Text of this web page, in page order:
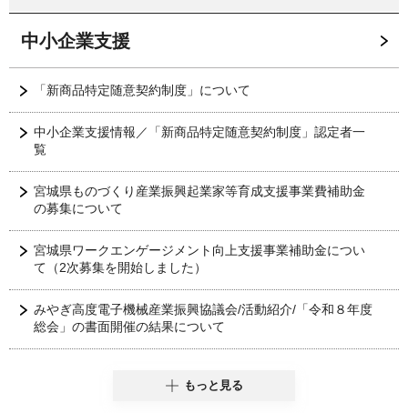
中小企業支援
「新商品特定随意契約制度」について
中小企業支援情報／「新商品特定随意契約制度」認定者一
覧
宮城県ものづくり産業振興起業家等育成支援事業費補助金
の募集について
宮城県ワークエンゲージメント向上支援事業補助金につい
て（2次募集を開始しました）
みやぎ高度電子機械産業振興協議会/活動紹介/「令和８年度
総会」の書面開催の結果について
もっと見る